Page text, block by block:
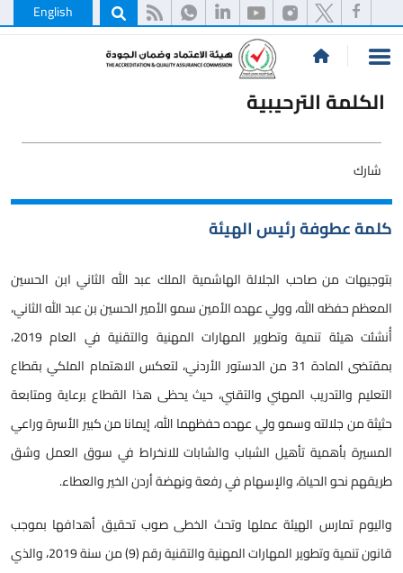
English
الكلمة الترحيبية
شارك
كلمة عطوفة رئيس الهيئة
بتوجيهات من صاحب الجلالة الهاشمية الملك عبد الله الثاني ابن الحسين
المعظم حفظه الله، وولي عهده الأمين سمو الأمير الحسين بن عبد الله الثاني،
أُنشئت هيئة تنمية وتطوير المهارات المهنية والتقنية في العام 2019،
بمقتضى المادة 31 من الدستور الأردني، لتعكس الاهتمام الملكي بقطاع
التعليم والتدريب المهني والتقني، حيث يحظى هذا القطاع برعاية ومتابعة
حثيثة من جلالته وسمو ولي عهده حفظهما الله، إيمانا من كبير الأسرة وراعي
المسيرة بأهمية تأهيل الشباب والشابات للانخراط في سوق العمل وشق
طريقهم نحو الحياة، والإسهام في رفعة ونهضة أردن الخير والعطاء.
واليوم تمارس الهيئة عملها وتحث الخطى صوب تحقيق أهدافها بموجب
قانون تنمية وتطوير المهارات المهنية والتقنية رقم (9) من سنة 2019، والذي